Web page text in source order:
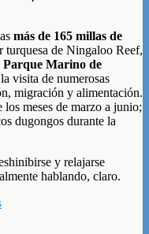
más de 165 millas de
turquesa de Ningaloo Reef,
Parque Marino de
visita de numerosas
migración y alimentación.
los meses de marzo a junio;
dugongos durante la
y relajarse
hablando, claro.